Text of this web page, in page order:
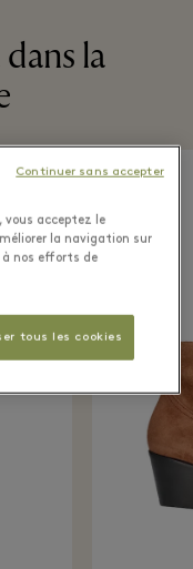
la
vous acceptez le
la navigation sur
nos efforts de
tous les cookies
Continuer sans accepter